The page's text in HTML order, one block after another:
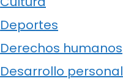
Deportes
Derechos humanos
Desarrollo personal